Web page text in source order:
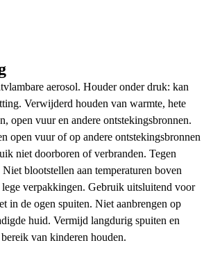
aerosol. Houder onder druk: kan
Verwijderd houden van warmte, hete
open vuur en andere ontstekingsbronnen.
open vuur of op andere ontstekingsbronnen
niet doorboren of verbranden. Tegen
blootstellen aan temperaturen boven
verpakkingen. Gebruik uitsluitend voor
in de ogen spuiten. Niet aanbrengen op
huid. Vermijd langdurig spuiten en
van kinderen houden.